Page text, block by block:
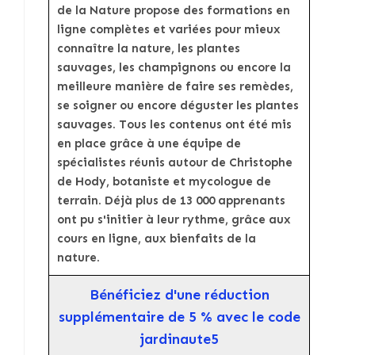
de la Nature propose des formations en
ligne complètes et variées pour mieux
connaître la nature, les plantes
sauvages, les champignons ou encore la
meilleure manière de faire ses remèdes,
se soigner ou encore déguster les plantes
sauvages. Tous les contenus ont été mis
en place grâce à une équipe de
spécialistes réunis autour de Christophe
de Hody, botaniste et mycologue de
terrain. Déjà plus de 13 000 apprenants
ont pu s'initier à leur rythme, grâce aux
cours en ligne, aux bienfaits de la
nature.
Bénéficiez d'une réduction
supplémentaire de 5 % avec le code
jardinaute5